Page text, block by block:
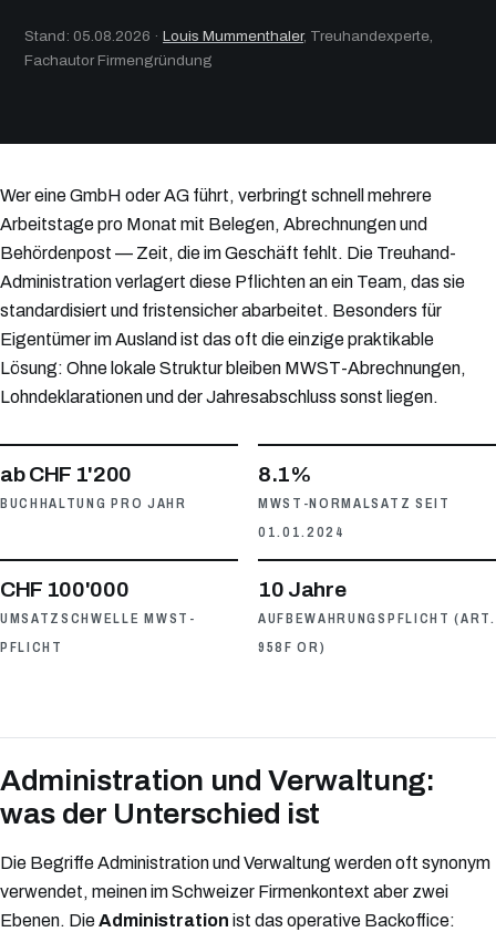
Stand: 05.08.2026 · Louis Mummenthaler, Treuhandexperte,
Fachautor Firmengründung
Wer eine GmbH oder AG führt, verbringt schnell mehrere
Arbeitstage pro Monat mit Belegen, Abrechnungen und
Behördenpost — Zeit, die im Geschäft fehlt. Die Treuhand-
Administration verlagert diese Pflichten an ein Team, das sie
standardisiert und fristensicher abarbeitet. Besonders für
Eigentümer im Ausland ist das oft die einzige praktikable
Lösung: Ohne lokale Struktur bleiben MWST-Abrechnungen,
Lohndeklarationen und der Jahresabschluss sonst liegen.
ab CHF 1'200
BUCHHALTUNG PRO JAHR
8.1%
MWST-NORMALSATZ SEIT
01.01.2024
CHF 100'000
UMSATZSCHWELLE MWST-
PFLICHT
10 Jahre
AUFBEWAHRUNGSPFLICHT (ART.
958F OR)
Administration und Verwaltung:
was der Unterschied ist
Die Begriffe Administration und Verwaltung werden oft synonym
verwendet, meinen im Schweizer Firmenkontext aber zwei
Ebenen. DieAdministration ist das operative Backoffice: